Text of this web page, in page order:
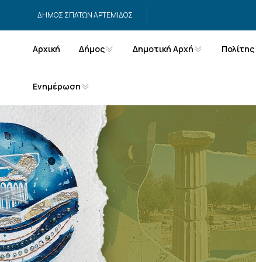
ΔΗΜΟΣ ΣΠΑΤΩΝ ΑΡΤΕΜΙΔΟΣ
Αρχική Δήμος Δημοτική Αρχή Πολίτης
Ενημέρωση